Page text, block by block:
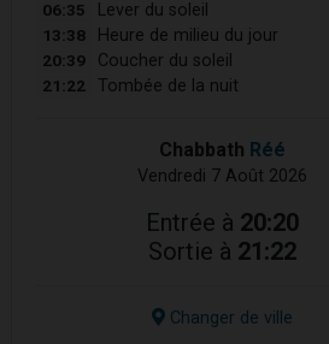
06:35 Lever du soleil
13:38 Heure de milieu du jour
20:39 Coucher du soleil
21:22 Tombée de la nuit
Chabbath Réé
Vendredi 7 Août 2026
Entrée à 20:20
Sortie à 21:22
Changer de ville